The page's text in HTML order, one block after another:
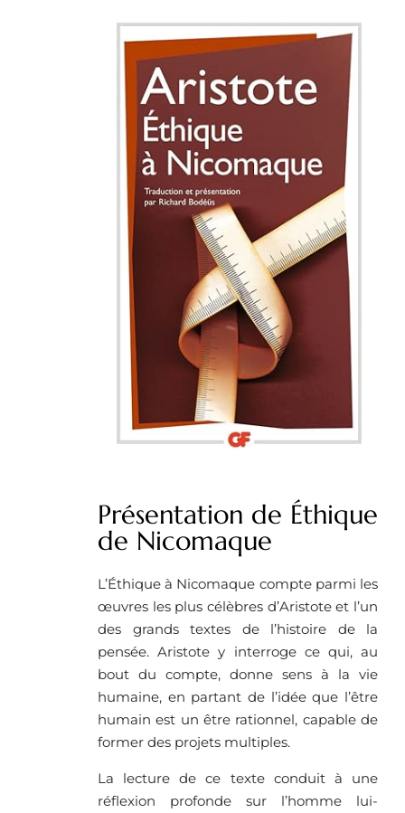
Présentation de Éthique
de Nicomaque
L’Éthique à Nicomaque compte parmi les
œuvres les plus célèbres d’Aristote et l’un
des grands textes de l’histoire de la
pensée. Aristote y interroge ce qui, au
bout du compte, donne sens à la vie
humaine, en partant de l’idée que l’être
humain est un être rationnel, capable de
former des projets multiples.
La lecture de ce texte conduit à une
réflexion profonde sur l’homme lui-